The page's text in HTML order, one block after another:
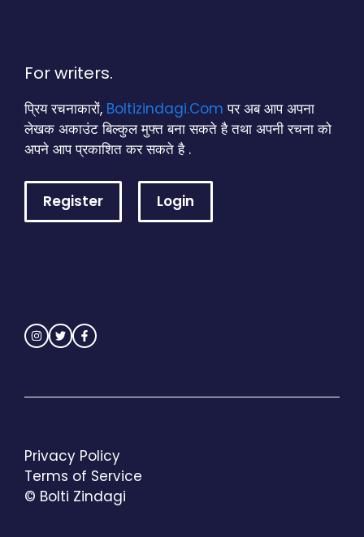
For writers.
प्रिय रचनाकारों, Boltizindagi.Com पर अब आप अपना
लेखक अकाउंट बिल्कुल मुफ्त बना सकते है तथा अपनी रचना को
अपने आप प्रकाशित कर सकते है .
Register Login
© Bolti Zindagi
Privacy Policy
Terms of Service